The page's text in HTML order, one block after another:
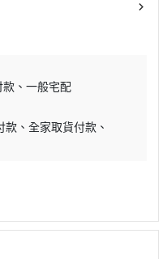
款
一般宅配
款
全家取貨付款